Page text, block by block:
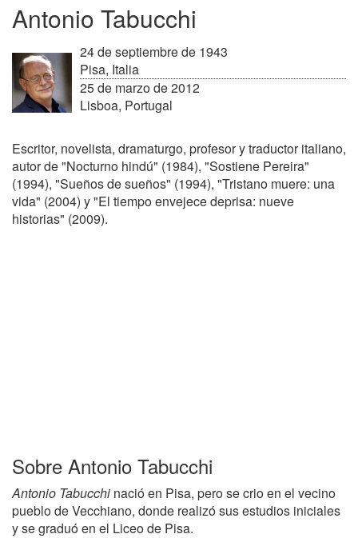
Antonio Tabucchi
24 de septiembre de 1943
Pisa, Italia
25 de marzo de 2012
Lisboa, Portugal
Escritor, novelista, dramaturgo, profesor y traductor italiano,
autor de "Nocturno hindú" (1984), "Sostiene Pereira"
(1994), "Sueños de sueños" (1994), "Tristano muere: una
vida" (2004) y "El tiempo envejece deprisa: nueve
historias" (2009).
Sobre Antonio Tabucchi
Antonio Tabucchi nació en Pisa, pero se crio en el vecino
pueblo de Vecchiano, donde realizó sus estudios iniciales
y se graduó en el Liceo de Pisa.